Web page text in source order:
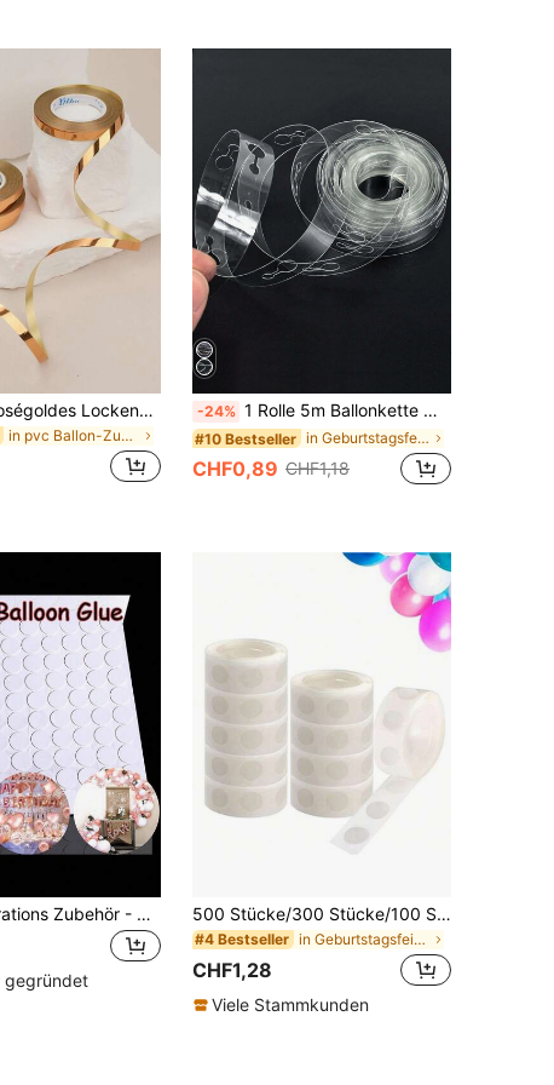
10m/Rolle Roségoldes Lockenband, 1/10 Rolle gewelltes Ballonband, Ballon Zubehör Bogen Seil, Basteln, Dekoration, Geschenkverpackung, Ballon Kette. Geeignet für Halloween, Weihnachten, Geburtstag, Schulanfang, Hochzeitsdekoration
in pvc Ballon-Zubehör
-24% 1 Rolle 5m Ballonkette mit zwei Löchern, Dekorationsaccessoire für Geburtstagsfeiern, Hochzeiten, Bogendekorationen, Ballondekorationen
#10 Bestseller in Geburtstagsfeier Ballon-Zubehör
CHF0,89 CHF1,18
Ballon Dekorations Zubehör - Super klebrige Aufkleber, doppelseitiger Ballonkleber, runde Schaumstoff Klebepunkte für Ballons
gegründet
500 Stücke/300 Stücke/100 Stücke beidseitig klebende transparente, ablösbare Ballonklebestreifen, Klebstoff für DIY Hochzeit Geburtstag Party Dekoration
#4 Bestseller in Geburtstagsfeier Ballon-Zubehör
CHF1,28
Viele Stammkunden